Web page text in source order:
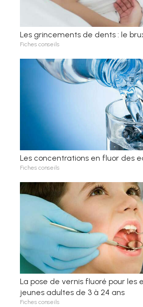
Les grincements de dents : le
Fiches conseils
Les concentrations en fluor des
Fiches conseils
La pose de vernis fluoré pour les
jeunes adultes de 3 à 24 ans
Fiches conseils